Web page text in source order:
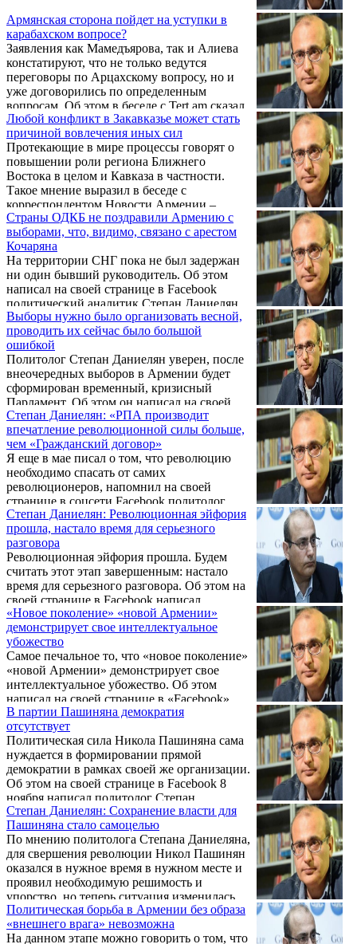
Армянская сторона пойдет на уступки в
карабахском вопросе?
Заявления как Мамедъярова, так и Алиева
констатируют, что не только ведутся
переговоры по Арцахскому вопросу, но и
уже договорились по определенным
вопросам. Об этом в беседе с Tert.am сказал
политолог Степан Даниелян.
Любой конфликт в Закавказье может стать
причиной вовлечения иных сил
Протекающие в мире процессы говорят о
повышении роли региона Ближнего
Востока в целом и Кавказа в частности.
Такое мнение выразил в беседе с
корреспондентом Новости Армении –
NEWS.am политолог Степан Даниелян.
Страны ОДКБ не поздравили Армению с
выборами, что, видимо, связано с арестом
Кочаряна
На территории СНГ пока не был задержан
ни один бывший руководитель. Об этом
написал на своей странице в Facebook
политический аналитик Степан Даниелян.
Выборы нужно было организовать весной,
проводить их сейчас было большой
ошибкой
Политолог Степан Даниелян уверен, после
внеочередных выборов в Армении будет
сформирован временный, кризисный
Парламент. Об этом он написал на своей
странице в социальной сети Фейсбук.
Степан Даниелян: «РПА производит
впечатление революционной силы больше,
чем «Гражданский договор»
Я еще в мае писал о том, что революцию
необходимо спасать от самих
революционеров, напомнил на своей
странице в соцсети Facebook политолог
Степан Даниелян. Он отметил, что тогда не
пытался объяснить причину, потому что ее
бы не приняли, а сейчас он считает, что
пришло время, однако после этого его
винили в том, что он написал об этом.
«Если бы я попытался объяснить это тогда,
это не приняли бы, а сейчас, наверное,
самое время», - отметил политолог.
Степан Даниелян: Революционная эйфория
прошла, настало время для серьезного
разговора
Революционная эйфория прошла. Будем
считать этот этап завершенным: настало
время для серьезного разговора. Об этом на
своей странице в Facebook написал
политолог Степан Даниелян.
«Новое поколение» «новой Армении»
демонстрирует свое интеллектуальное
убожество
Самое печальное то, что «новое поколение»
«новой Армении» демонстрирует свое
интеллектуальное убожество. Об этом
написал на своей странице в «Facebook»
политолог Степан Даниелян.
В партии Пашиняна демократия
отсутствует
Политическая сила Никола Пашиняна сама
нуждается в формировании прямой
демократии в рамках своей же организации.
Об этом на своей странице в Facebook 8
ноября написал политолог Степан
Даниелян. Политолог, в частности, написал:
Степан Даниелян: Сохранение власти для
Пашиняна стало самоцелью
По мнению политолога Степана Даниеляна,
для свершения революции Никол Пашинян
оказался в нужное время в нужном месте и
проявил необходимую решимость и
упорство, но теперь ситуация изменилась,
потому что у него нет мотивированной
команды. Об этом на своей странице в
соцсети Фейсбук написал политолог
Политическая борьба в Армении без образа
«внешнего врага» невозможна
На данном этапе можно говорить о том, что